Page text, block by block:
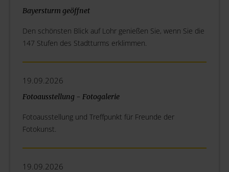
Bayersturm geöffnet
Den schönsten Blick auf Lohr genießen Sie, wenn Sie die
147 Stufen des Stadtturms erklimmen.
19.09.2026
Fotoausstellung - Fotogalerie
Fotoausstellung und Treffpunkt für Freunde der
Fotokunst.
19.09.2026